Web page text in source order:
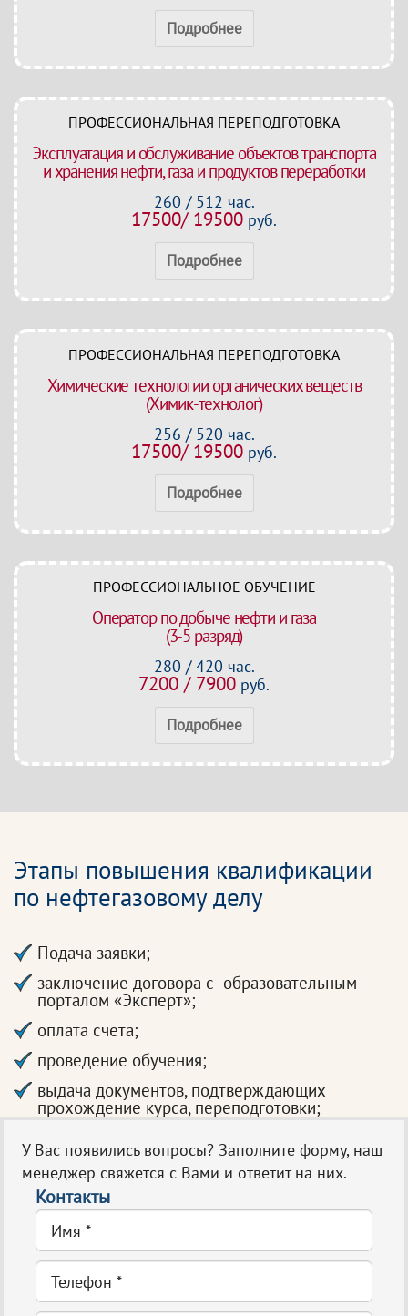
Подробнее
ПРОФЕССИОНАЛЬНАЯ ПЕРЕПОДГОТОВКА
Эксплуатация и обслуживание объектов транспорта
и хранения нефти, газа и продуктов переработки
260 / 512 час.
17500/ 19500 руб.
Подробнее
ПРОФЕССИОНАЛЬНАЯ ПЕРЕПОДГОТОВКА
Химические технологии органических веществ
(Химик-технолог)
256 / 520 час.
17500/ 19500 руб.
Подробнее
ПРОФЕССИОНАЛЬНОЕ ОБУЧЕНИЕ
Оператор по добыче нефти и газа
(3-5 разряд)
280 / 420 час.
7200 / 7900 руб.
Подробнее
Этапы повышения квалификации
по нефтегазовому делу
Подача заявки;
заключение договора с образовательным
порталом «Эксперт»;
оплата счета;
проведение обучения;
выдача документов, подтверждающих
прохождение курса, переподготовки;
У Вас появились вопросы? Заполните форму, наш
менеджер свяжется с Вами и ответит на них.
Контакты